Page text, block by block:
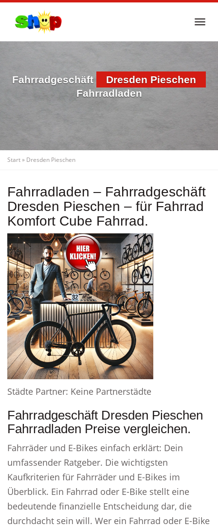
Fahrradgeschäft
Dresden Pieschen
Fahrradladen
Start» Dresden Pieschen
Fahrradladen – Fahrradgeschäft
Dresden Pieschen – für Fahrrad
Komfort Cube Fahrrad.
Städte Partner: Keine Partnerstädte
Fahrradgeschäft Dresden Pieschen
Fahrradladen Preise vergleichen.
Fahrräder und E-Bikes einfach erklärt: Dein
umfassender Ratgeber. Die wichtigsten
Kaufkriterien für Fahrräder und E-Bikes im
Überblick. Ein Fahrrad oder E-Bike stellt eine
bedeutende finanzielle Entscheidung dar, die
durchdacht sein will. Wer ein Fahrrad oder E-Bike